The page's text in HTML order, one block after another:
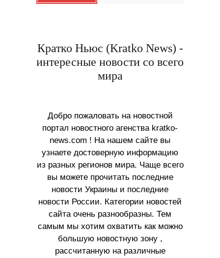
Кратко Ньюс (Kratko News) -
интересные новости со всего
мира
Добро пожаловать на новостной
портал новостного агенства kratko-
news.com ! На нашем сайте вы
узнаете достоверную информацию
из разных регионов мира. Чаще всего
вы можете прочитать последние
новости Украины и последние
новости России. Категории новостей
сайта очень разнообразны. Тем
самым мы хотим охватить как можно
большую новостную зону ,
рассчитанную на различные